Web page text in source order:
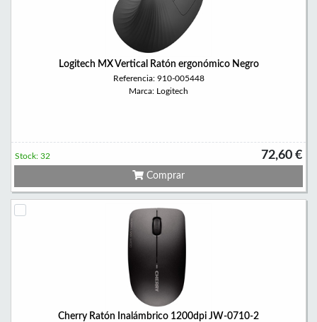
Logitech MX Vertical Ratón ergonómico Negro
Referencia: 910-005448
Marca: Logitech
72,60 €
Stock: 32
Comprar
Cherry Ratón Inalámbrico 1200dpi JW-0710-2